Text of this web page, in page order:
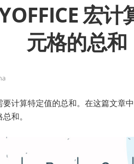
宏
元格的总和
计算特定值的总和。在这篇文章
和。